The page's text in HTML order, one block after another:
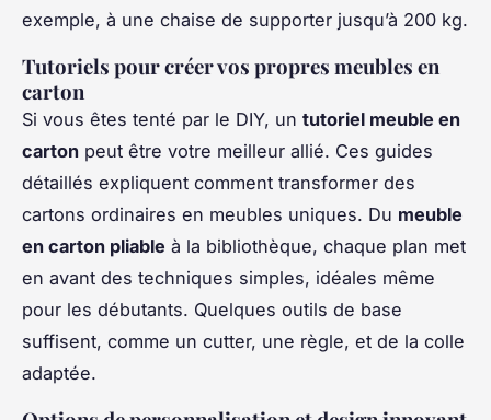
exemple, à une chaise de supporter jusqu’à 200 kg.
Tutoriels pour créer vos propres meubles en
carton
Si vous êtes tenté par le DIY, un tutoriel meuble en
carton peut être votre meilleur allié. Ces guides
détaillés expliquent comment transformer des
cartons ordinaires en meubles uniques. Du meuble
en carton pliable à la bibliothèque, chaque plan met
en avant des techniques simples, idéales même
pour les débutants. Quelques outils de base
suffisent, comme un cutter, une règle, et de la colle
adaptée.